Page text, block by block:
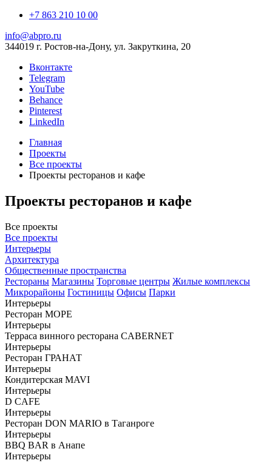
+7 863 210 10 00
info@abpro.ru
344019 г. Ростов-на-Дону, ул. Закруткина, 20
Вконтакте
Telegram
YouTube
Behance
Pinterest
LinkedIn
Главная
Проекты
Все проекты
Проекты ресторанов и кафе
Проекты ресторанов и кафе
Все проекты
Все проекты
Интерьеры
Архитектура
Общественные пространства
Рестораны Магазины Торговые центры Жилые комплексы
Микрорайоны Гостиницы Офисы Парки
Интерьеры
Ресторан МОРЕ
Интерьеры
Терраса винного ресторана CABERNET
Интерьеры
Ресторан ГРАНАТ
Интерьеры
Кондитерская MAVI
Интерьеры
D CAFE
Интерьеры
Ресторан DON MARIO в Таганроге
Интерьеры
BBQ BAR в Анапе
Интерьеры